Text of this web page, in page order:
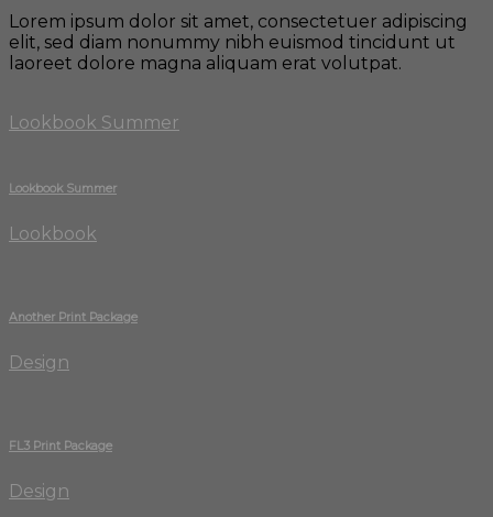
Lorem ipsum dolor sit amet, consectetuer adipiscing
elit, sed diam nonummy nibh euismod tincidunt ut
laoreet dolore magna aliquam erat volutpat.
Lookbook Summer
Lookbook Summer
Lookbook
Another Print Package
Design
FL3 Print Package
Design